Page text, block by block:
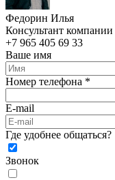
Федорин Илья
Консультант
+7 965 405 69 33
Ваше имя
Номер телефона *
E-mail
Где удобнее общаться?
Звонок